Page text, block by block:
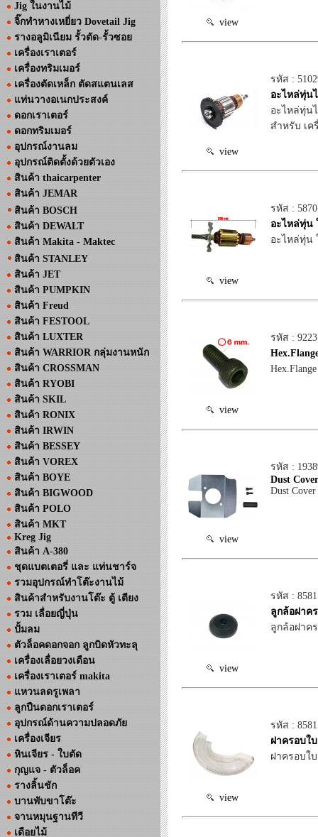
Jig ในงานไม้
จิ๊กทำหางเหยี่ยว Dovetail Jig
รางอลูมิเนียม รั้วตัด-รั้วซอย
เครื่องเราเตอร์
เครื่องทริมเมอร์
เครื่องตัดเหล็ก ตัดสแตนเลส
แท่นวางอเนกประสงค์
ดอกเราเตอร์
ดอกทริมเมอร์
อุปกรณ์งานลม
อุปกรณ์ติดตั้งด้วยตัวเอง
สินค้า thaicarpenter
สินค้า JEMAR
สินค้า BOSCH
สินค้า DEWALT
สินค้า Makita - Maktec
สินค้า STANLEY
สินค้า JET
สินค้า PUMPKIN
สินค้า Freud
สินค้า FESTOOL
สินค้า LUXTER
สินค้า WARRIOR กลุ่มงานหนัก
สินค้า CROSSMAN
สินค้า RYOBI
สินค้า SKIL
สินค้า RONIX
สินค้า IRWIN
สินค้า BESSEY
สินค้า VOREX
สินค้า BOYE
สินค้า BIGWOOD
สินค้า POLO
สินค้า MKT
Kreg Jig
สินค้า A-380
ชุดแบตเตอรี่ และ แท่นชาร์จ
รวมอุปกรณ์ทำโต๊ะงานไม้
สินค้าสำหรับงานโต๊ะ ตู้ เตียง
รวม เลื่อยญี่ปุ่น
ปั้มลม
ตัวล็อคดอกจอก ลูกบิดหัวทะลุ
เครื่องเลื่อยวงเดือน
เครื่องเราเตอร์ makita
แหวนลดรูเพลา
ลูกปืนดอกเราเตอร์
อุปกรณ์ด้านความปลอดภัย
เครื่องเจียร
หินเจียร - ใบตัด
กุญแจ - ตัวล็อค
รางลิ้นชัก
บานพับขาโต๊ะ
จานหมุนฐานทีวี
เดือยไม้
view
view
รหัส :
อะไหล่ทุ่น
อะไหล่ทุ่น
สำหรับ เค
view
รหัส :
อะไหล่ทุ่น
อะไหล่ทุ่น
view
รหัส :
view
รหัส :
Dust
Dust Cover
view
รหัส :
ลูกล้อฝาค
ลูกล้อฝาค
view
รหัส :
ฝาครอบใ
ฝาครอบใ